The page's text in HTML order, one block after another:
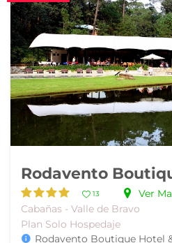
Rodavento
13
Ver
Cabañas - Valle de Bravo
Plan Solo Hospedaje
Rodavento Boutique Hotel